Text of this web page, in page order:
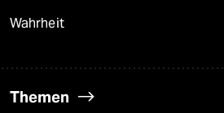
Wahrheit
Themen